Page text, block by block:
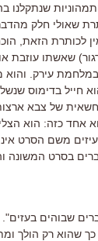
שנתקלנו
שאולי חלק
לכותרת הזאת,
שאשתו עוזבת
עירק. והוא
חייל בדימוס
של צבא
אחד כזה: הוא
משם הסרט
בסרט המשונה
שבוהים
כך שהוא רק הולך